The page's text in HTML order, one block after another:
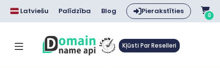
Latviešu Palīdzība Blog Pierakstīties 0
Kļūsti Par Reselleri